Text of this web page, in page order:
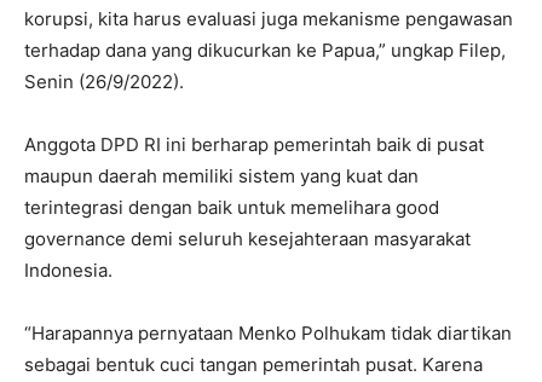
korupsi, kita harus evaluasi juga mekanisme pengawasan
terhadap dana yang dikucurkan ke Papua,” ungkap Filep,
Senin (26/9/2022).
Anggota DPD RI ini berharap pemerintah baik di pusat
maupun daerah memiliki sistem yang kuat dan
terintegrasi dengan baik untuk memelihara good
governance demi seluruh kesejahteraan masyarakat
Indonesia.
“Harapannya pernyataan Menko Polhukam tidak diartikan
sebagai bentuk cuci tangan pemerintah pusat. Karena